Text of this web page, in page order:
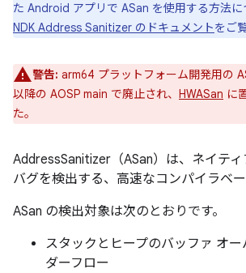
た Android アプリで ASan を使用する方法に
NDK Address Sanitizer のドキュメントをご
警告: arm64 プラットフォーム開発用の
以降の AOSP main で廃止され、 HWASan に
た。
AddressSanitizer（ASan）は、ネイテ
バグを検出する、高速なコンパイラベー
ASan の検出対象は次のとおりです。
スタックとヒープのバッファ オー
ダーフロー